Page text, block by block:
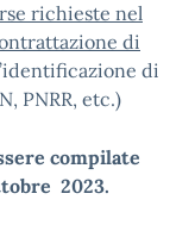
richieste nel
di
di
PNRR, etc.)
compilate
2023.